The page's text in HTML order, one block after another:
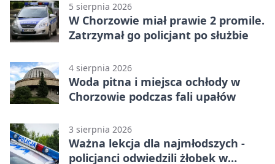
5 sierpnia 2026
W Chorzowie miał prawie 2 promile.
Zatrzymał go policjant po służbie
4 sierpnia 2026
Woda pitna i miejsca ochłody w
Chorzowie podczas fali upałów
3 sierpnia 2026
Ważna lekcja dla najmłodszych -
policjanci odwiedzili żłobek w